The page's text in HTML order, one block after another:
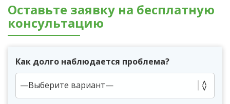
Оставьте заявку на бесплатную
консультацию
Как долго наблюдается проблема?